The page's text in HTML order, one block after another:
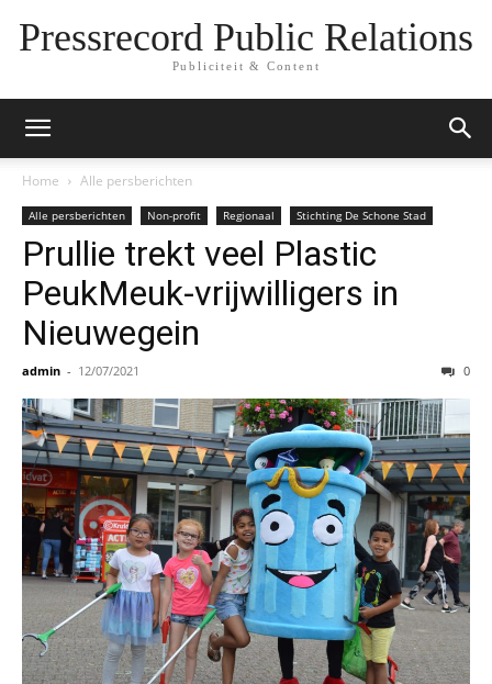
Pressrecord Public Relations
Publiciteit & Content
Home Alle persberichten
Alle persberichten Non-profit Regionaal Stichting De Schone Stad
Prullie trekt veel Plastic
PeukMeuk-vrijwilligers in
Nieuwegein
admin - 12/07/2021 0